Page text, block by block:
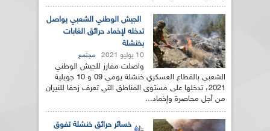
الجيش الوطني الشعبي يواصل
تدخله لإخماد حرائق الغابات
بخنشلة
10 يوليو 2021 مجتمع
واصلت مفارز للجيش الوطني
الشعبي بالقطاع العسكري خنشلة يومي 09 و 10 جويلية
2021، تدخلها على مستوى المناطق التي تعرف زحفا للنيران
من أجل محاصرة وإخماد...
خسائر حرائق خنشلة تفوق